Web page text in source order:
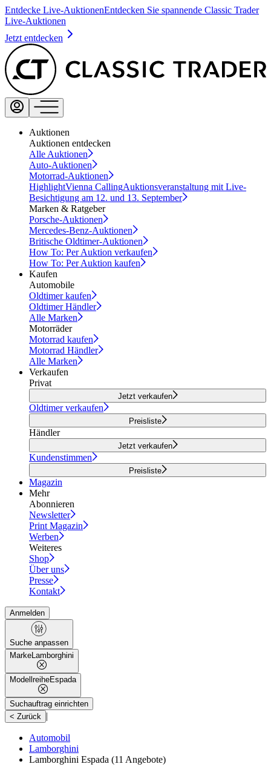
Entdecke Live-AuktionenEntdecken Sie spannende Classic Trader
Live-Auktionen
Jetzt entdecken
Auktionen
Auktionen entdecken
Alle Auktionen
Auto-Auktionen
Motorrad-Auktionen
HighlightVienna CallingAuktionsveranstaltung mit Live-
Besichtigung am 12. und 13. September
Marken & Ratgeber
Porsche-Auktionen
Mercedes-Benz-Auktionen
Britische Oldtimer-Auktionen
How To: Per Auktion verkaufen
How To: Per Auktion kaufen
Kaufen
Automobile
Oldtimer kaufen
Oldtimer Händler
Alle Marken
Motorräder
Motorrad kaufen
Motorrad Händler
Alle Marken
Verkaufen
Privat
Jetzt verkaufen
Oldtimer verkaufen
Preisliste
Händler
Jetzt verkaufen
Kundenstimmen
Preisliste
Magazin
Mehr
Abonnieren
Newsletter
Print Magazin
Werben
Weiteres
Shop
Über uns
Presse
Kontakt
Anmelden
Suche anpassen
MarkeLamborghini
ModellreiheEspada
Suchauftrag einrichten
< Zurück |
Automobil
Lamborghini
Lamborghini Espada (11 Angebote)